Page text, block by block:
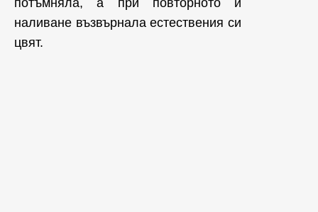
потъмняла, а при повторното ѝ
наливане възвърнала естествения си
цвят.